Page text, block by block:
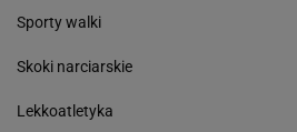
Sporty walki
Skoki narciarskie
Lekkoatletyka